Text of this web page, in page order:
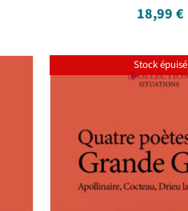
18,99 €
Stock épuisé